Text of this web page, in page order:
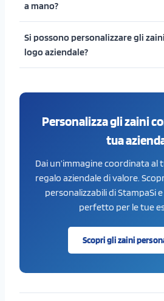
a mano?
Si possono personalizzare gli
logo aziendale?
Personalizza gli zaini
tua
Dai un’immagine coordinata al
regalo aziendale di valore.
personalizzabili di StampaSi
perfetto per le tue
Scopri gli zaini